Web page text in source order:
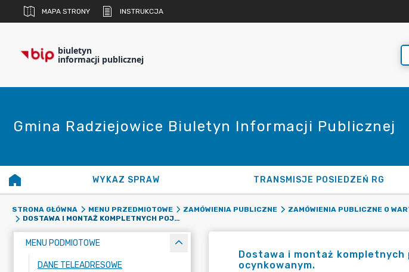
MAPA STRONY INSTRUKCJA
biuletyn
informacji publicznej
Gmina Radziejowice Biuletyn Informacji Publicznej
WYKAZ SPRAW TRANSMISJE POSIEDZEŃ RG
STRONA GŁÓWNA MENU PRZEDMIOTOWE ZAMÓWIENIA PUBLICZNE ZAMÓWIENIA PUBLICZNE O
DOSTAWA I MONTAŻ KOMPLETNYCH POJEDYNCZYCH LAMP SOLARNYCH ULICZNYCH NA SŁUPIE STALOWYM OCYNKOWANYM.
MENU PODMIOTOWE
DANE TELEADRESOWE
Dostawa i montaż kompletnych
ocynkowanym.